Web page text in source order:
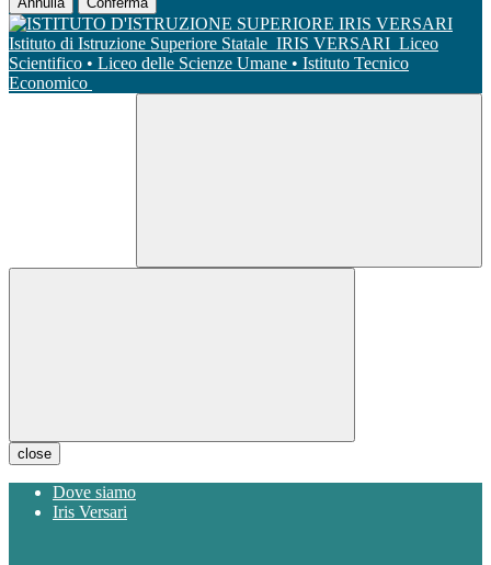
Istituto di Istruzione Superiore Statale IRIS VERSARI Liceo
Scientifico • Liceo delle Scienze Umane • Istituto Tecnico
Economico
close
Dove siamo
Iris Versari